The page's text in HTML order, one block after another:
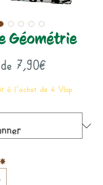
Géométrie
de 7,90€Prix
à l'achat de 4 Vlop